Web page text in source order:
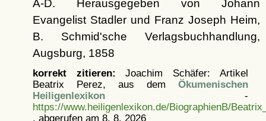
A-D. Herausgegeben von Johann
Evangelist Stadler und Franz Joseph Heim,
B. Schmid'sche Verlagsbuchhandlung,
Augsburg, 1858
korrekt zitieren: Joachim Schäfer: Artikel
Beatrix Perez, aus dem Ökumenischen
Heiligenlexikon-
https://www.heiligenlexikon.de/BiographienB/
, abgerufen am 8. 8. 2026